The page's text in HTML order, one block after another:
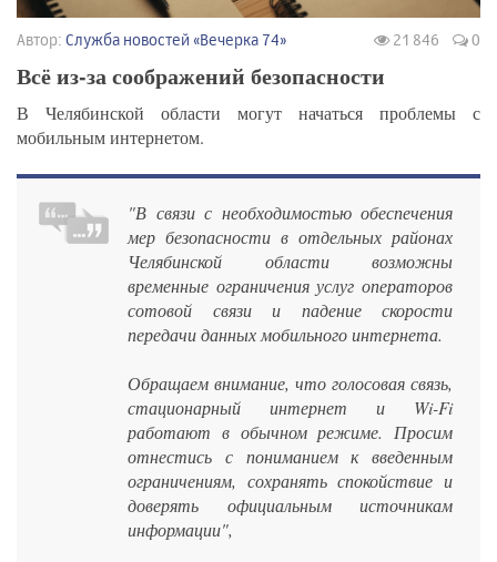
Автор: Служба новостей «Вечерка 74» 21 846 0
Всё из-за соображений безопасности
В Челябинской области могут начаться проблемы с
мобильным интернетом.
"В связи с необходимостью обеспечения
мер безопасности в отдельных районах
Челябинской области возможны
временные ограничения услуг операторов
сотовой связи и падение скорости
передачи данных мобильного интернета.
Обращаем внимание, что голосовая связь,
стационарный интернет и Wi-Fi
работают в обычном режиме. Просим
отнестись с пониманием к введенным
ограничениям, сохранять спокойствие и
доверять официальным источникам
информации",